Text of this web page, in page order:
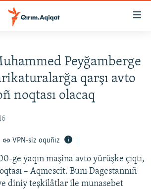
Peyğamberge
qarşı avto
noqtası olacaq
VPN-siz oquñız
ge yaqın maşina avto yürüşke çıqtı,
– Aqmescit. Bunı Dagestannıñ
diniy teşkilâtlar ile munasebet